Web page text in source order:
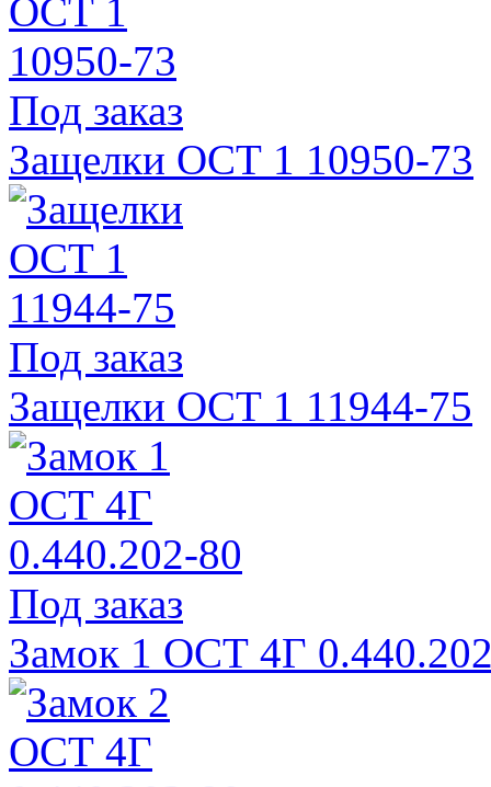
Под заказ
Защелки ОСТ 1 10950-73
Под заказ
Защелки ОСТ 1 11944-75
Под заказ
Замок 1 ОСТ 4Г